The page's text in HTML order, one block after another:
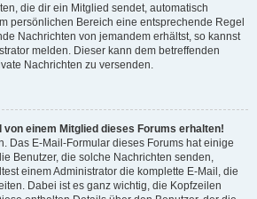
die dir ein Mitglied sendet, automatisch
persönlichen Bereich eine entsprechende Regel
Nachrichten von jemandem erhältst, so kannst
melden. Dieser kann dem betreffenden
Nachrichten zu versenden.
von einem Mitglied dieses Forums erhalten!
Das E-Mail-Formular dieses Forums hat einige
Benutzer, die solche Nachrichten senden,
einem Administrator die komplette E-Mail, die
Dabei ist es ganz wichtig, die Kopfzeilen